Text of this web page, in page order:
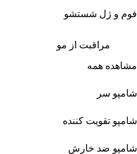
فوم و ژل شستشو
مراقبت از مو
مشاهده همه
شامپو سر
شامپو تقویت کننده
شامپو ضد خارش